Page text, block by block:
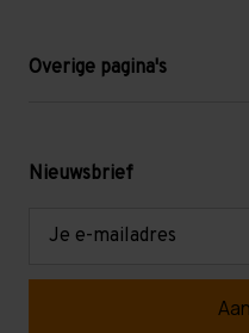
Blog
Levering en afhalen
Overige pagina's
Mezzanine
Nieuwsbrief